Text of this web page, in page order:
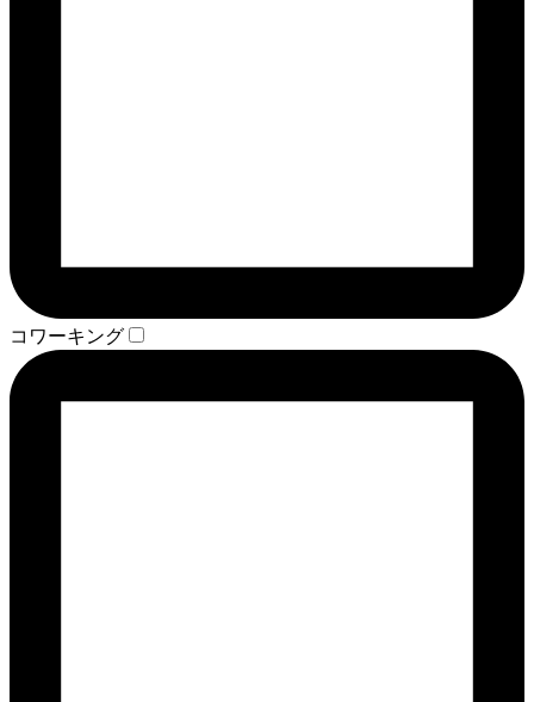
コワーキング